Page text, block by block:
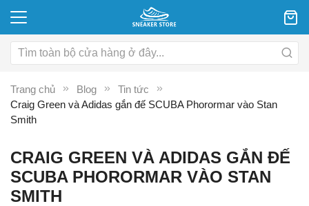
Trang chủ Blog
Tin tức
Craig Green và Adidas gắn đế SCUBA Phorormar vào Stan
Smith
CRAIG GREEN VÀ ADIDAS GẮN ĐẾ
SCUBA PHORORMAR VÀO STAN
SMITH